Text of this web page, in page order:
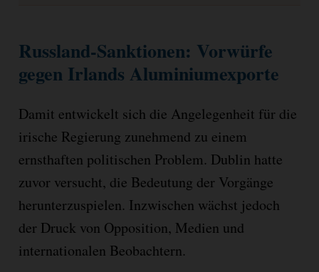
Russland-Sanktionen: Vorwürfe
gegen Irlands Aluminiumexporte
Damit entwickelt sich die Angelegenheit für die
irische Regierung zunehmend zu einem
ernsthaften politischen Problem. Dublin hatte
zuvor versucht, die Bedeutung der Vorgänge
herunterzuspielen. Inzwischen wächst jedoch
der Druck von Opposition, Medien und
internationalen Beobachtern.